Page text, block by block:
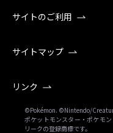
サイトのご利用
サイトマップ
リンク
©Pokémon. ©Nintendo/
ポケットモンスター・ポケモ
リークの登録商標です。